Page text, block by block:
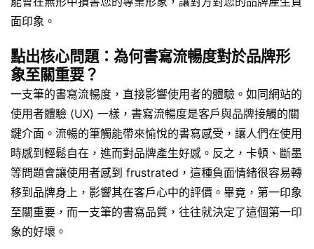
面印象。
點出核心問題：為何書寫流暢度對於品牌形
象至關重要？
一支筆的書寫流暢度，直接影響使用者的體驗。如同網站的
使用者體驗 (UX) 一樣，書寫流暢度是客戶與品牌接觸的關
鍵介面。流暢的筆觸能帶來愉悅的書寫感受，讓人們在使用
時感到輕鬆自在，進而對品牌產生好感。反之，卡頓、斷墨
等問題會讓使用者感到 frustrated，這種負面情緒很容易轉
移到品牌身上，影響其在客戶心中的評價。畢竟，第一印象
至關重要，而一支筆的書寫品質，往往就決定了這個第一印
象的好壞。